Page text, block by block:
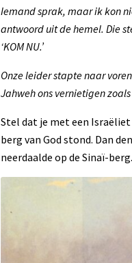
Iemand sprak, maar ik kon
antwoord uit de hemel. Die
‘KOM NU.’
Onze leider stapte naar
Jahweh ons vernietigen
Stel dat je met een
berg van God stond. Dan
neerdaalde op de Sinaï-